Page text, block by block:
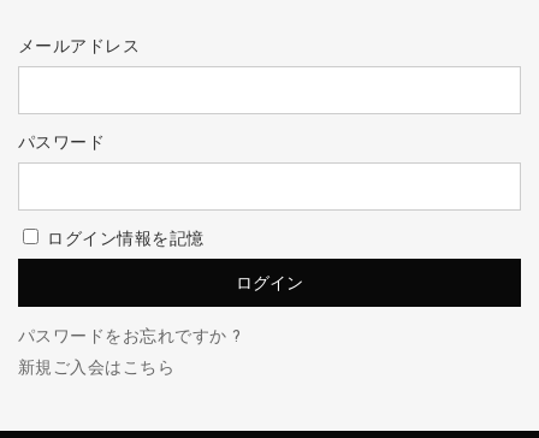
メールアドレス
パスワード
ログイン情報を記憶
パスワードをお忘れですか ?
新規ご入会はこちら